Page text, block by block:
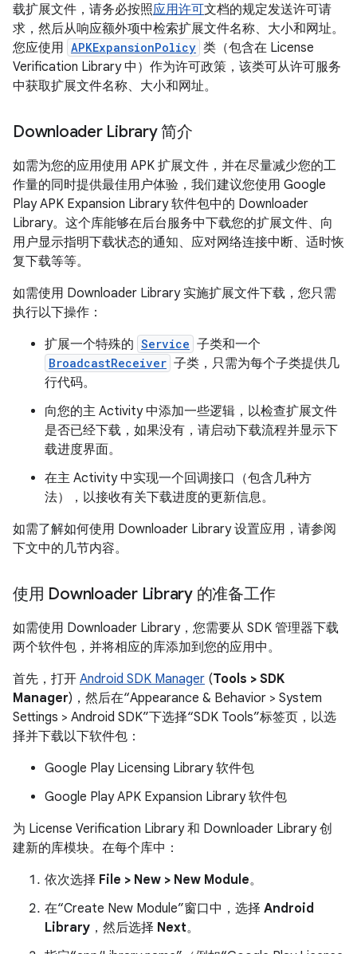
载扩展文件，请务必按照应用许可文档的规定发送许可请
求，然后从响应额外项中检索扩展文件名称、大小和网址。
您应使用 APKExpansionPolicy 类（包含在 License
Verification Library 中）作为许可政策，该类可从许可服务
中获取扩展文件名称、大小和网址。
Downloader Library 简介
如需为您的应用使用 APK 扩展文件，并在尽量减少您的工
作量的同时提供最佳用户体验，我们建议您使用 Google
Play APK Expansion Library 软件包中的 Downloader
Library。这个库能够在后台服务中下载您的扩展文件、向
用户显示指明下载状态的通知、应对网络连接中断、适时恢
复下载等等。
如需使用 Downloader Library 实施扩展文件下载，您只需
执行以下操作：
扩展一个特殊的 Service 子类和一个
BroadcastReceiver 子类，只需为每个子类提供几
行代码。
向您的主 Activity 中添加一些逻辑，以检查扩展文件
是否已经下载，如果没有，请启动下载流程并显示下
载进度界面。
在主 Activity 中实现一个回调接口（包含几种方
法），以接收有关下载进度的更新信息。
如需了解如何使用 Downloader Library 设置应用，请参阅
下文中的几节内容。
使用 Downloader Library 的准备工作
如需使用 Downloader Library，您需要从 SDK 管理器下载
两个软件包，并将相应的库添加到您的应用中。
首先，打开 Android SDK Manager (Tools > SDK
Manager)，然后在“Appearance & Behavior > System
Settings > Android SDK”下选择“SDK Tools”标签页，以选
择并下载以下软件包：
Google Play Licensing Library 软件包
Google Play APK Expansion Library 软件包
为 License Verification Library 和 Downloader Library 创
建新的库模块。在每个库中：
依次选择 File > New > New Module。
在“Create New Module”窗口中，选择 Android
Library ，然后选择 Next。